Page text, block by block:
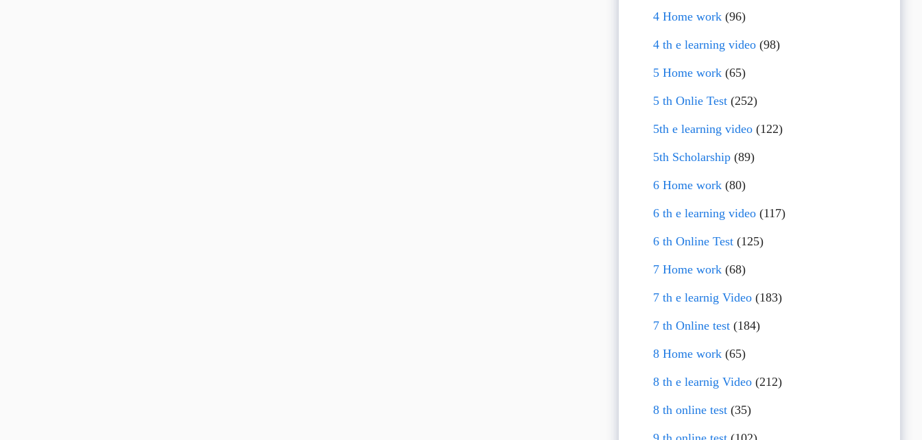
4 Home work(96)
4 th e learning video(98)
5 Home work(65)
5 th Onlie Test(252)
5th e learning video(122)
5th Scholarship(89)
6 Home work(80)
6 th e learning video(117)
6 th Online Test(125)
7 Home work(68)
7 th e learnig Video(183)
7 th Online test(184)
8 Home work(65)
8 th e learnig Video(212)
8 th online test(35)